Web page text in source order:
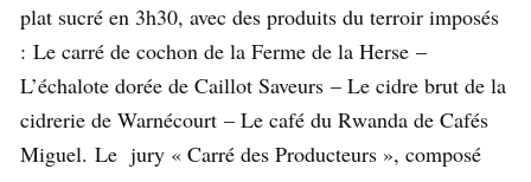
plat sucré en 3h30, avec des produits du terroir imposés
: Le carré de cochon de la Ferme de la Herse –
L’échalote dorée de Caillot Saveurs – Le cidre brut de la
cidrerie de Warnécourt – Le café du Rwanda de Cafés
Miguel. Le jury « Carré des Producteurs », composé